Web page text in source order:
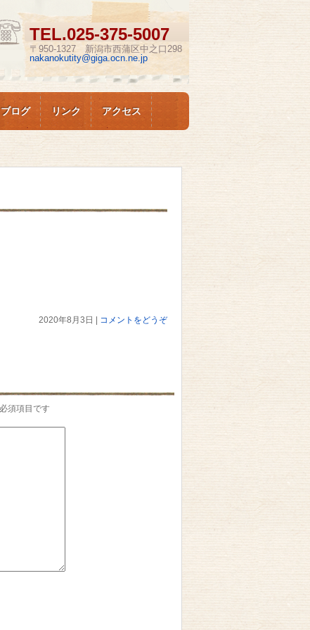
TEL.025-375-5007
〒950-1327 新潟市西蒲区中之口298
nakanokutity@giga.ocn.ne.jp
ログ リンク アクセス
2020年8月3日
コメントをどうぞ
須項目です